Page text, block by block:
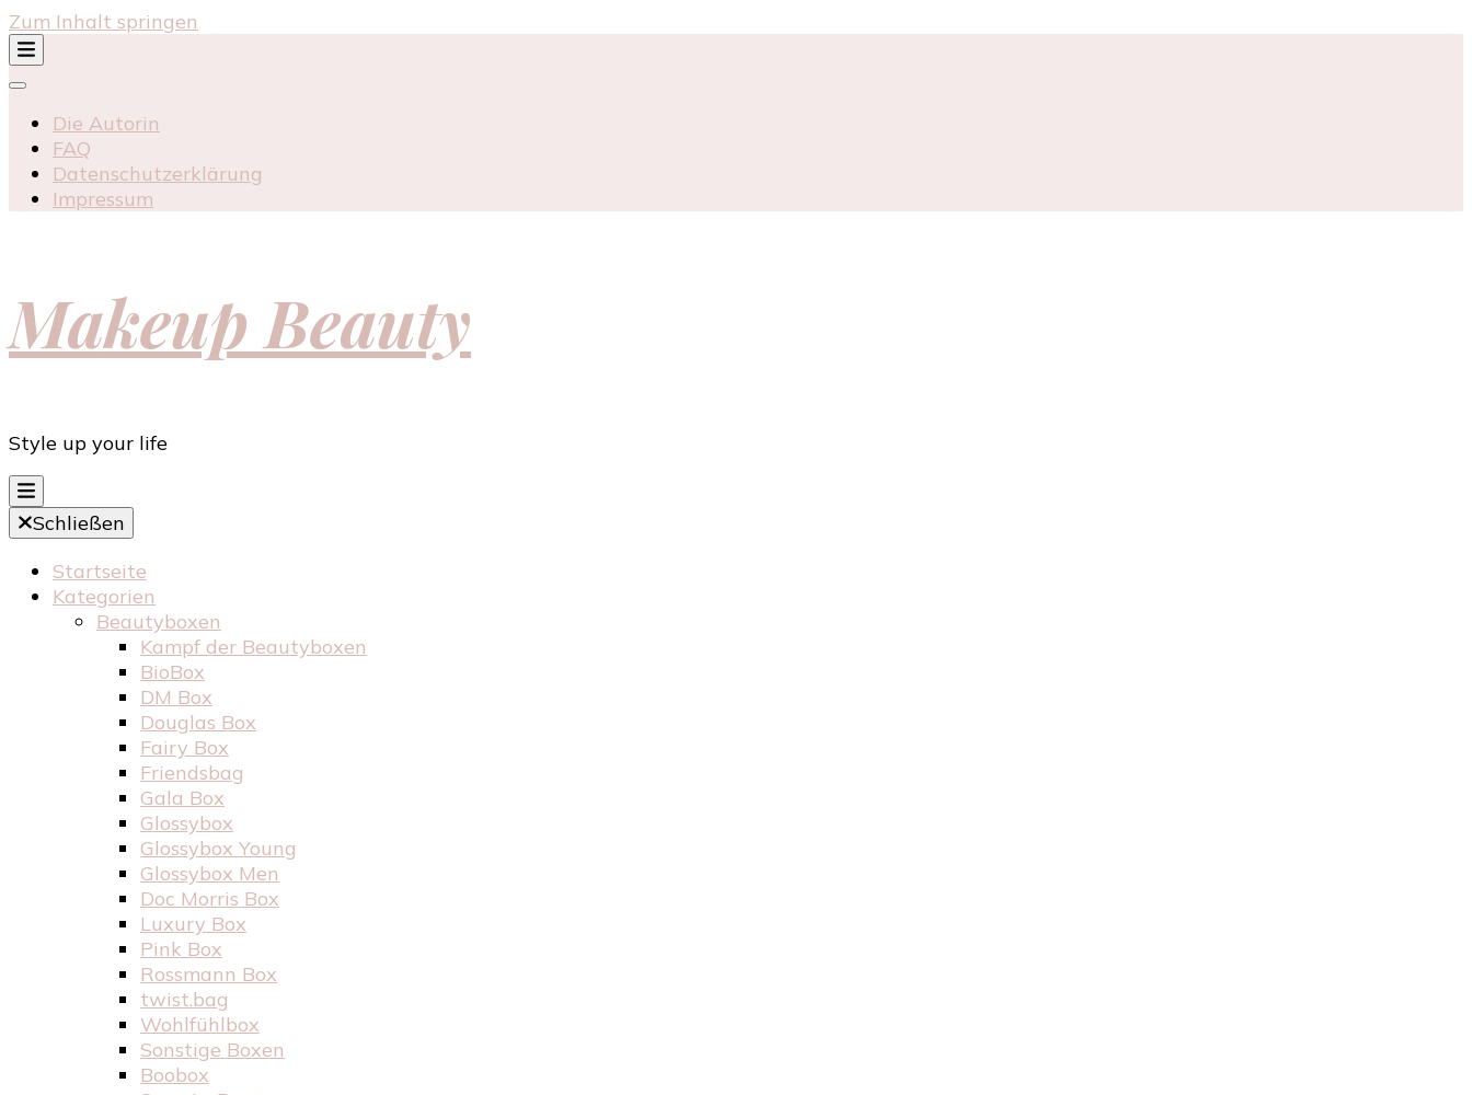
Zum Inhalt springen
Die Autorin
FAQ
Datenschutzerklärung
Impressum
Makeup Beauty
Style up your life
Schließen
Startseite
Kategorien
Beautyboxen
Kampf der Beautyboxen
BioBox
DM Box
Douglas Box
Fairy Box
Friendsbag
Gala Box
Glossybox
Glossybox Young
Glossybox Men
Doc Morris Box
Luxury Box
Pink Box
Rossmann Box
twist.bag
Wohlfühlbox
Sonstige Boxen
Boobox